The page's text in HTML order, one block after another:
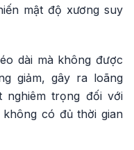
mật độ xương suy
dài mà không được
giảm, gây ra loãng
nghiêm trọng đối với
có đủ thời gian